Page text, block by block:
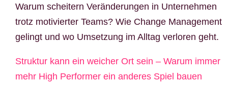
Warum scheitern Veränderungen in Unternehmen
trotz motivierter Teams? Wie Change Management
gelingt und wo Umsetzung im Alltag verloren geht.
Struktur kann ein weicher Ort sein – Warum immer
mehr High Performer ein anderes Spiel bauen